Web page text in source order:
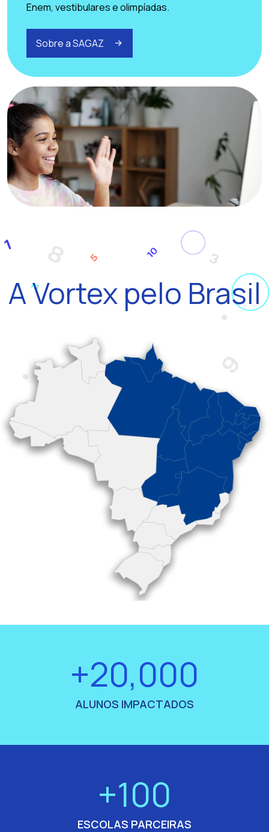
Enem, vestibulares e olimpíadas.
Sobre a SAGAZ
A Vortex pelo Brasil
+20,000
ALUNOS IMPACTADOS
+100
ESCOLAS PARCEIRAS